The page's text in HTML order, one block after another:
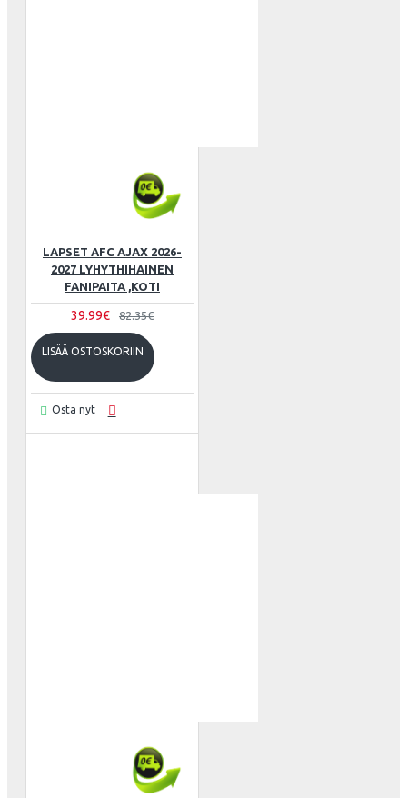
LAPSET AFC AJAX 2026-
2027 LYHYTHIHAINEN
FANIPAITA ,KOTI
39.99€ 82.35€
LISÄÄ OSTOSKORIIN
Osta nyt